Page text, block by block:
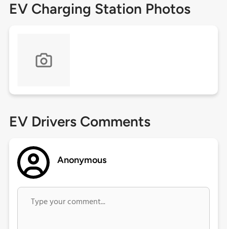
EV Charging Station Photos
EV Drivers Comments
Anonymous